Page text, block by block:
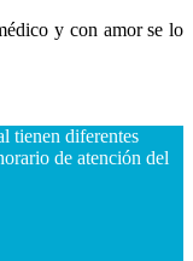
y con amor se lo
tienen diferentes
de atención del